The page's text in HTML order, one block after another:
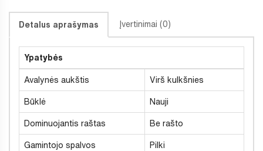
Detalus aprašymas Įvertinimai (0)
Ypatybės
Avalynės aukštis Virš kulkšnies
Būklė Nauji
Dominuojantis raštas Be rašto
Gamintojo spalvos
Pilki